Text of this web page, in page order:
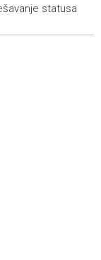
protiv
statusa